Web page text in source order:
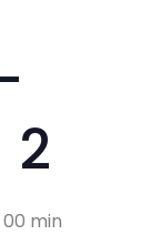
00 min